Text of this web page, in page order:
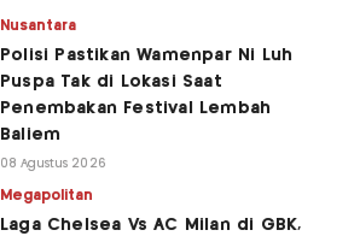
Nusantara
Polisi Pastikan Wamenpar Ni Luh
Puspa Tak di Lokasi Saat
Penembakan Festival Lembah
Baliem
08 Agustus 2026
Megapolitan
Laga Chelsea Vs AC Milan di GBK,